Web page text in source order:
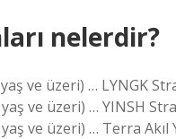
nelerdir?
ve üzeri) … LYNGK
ve üzeri) … YINSH
ve üzeri) … Terra